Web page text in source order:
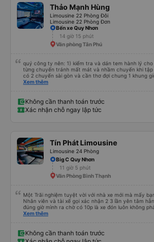
Thảo Mạnh Hùng
Limousine 22 Phòng Đôi
Limousine 22 Phòng Đơn
Bến xe Quy Nhơn
14 giờ 15 phút
Văn phòng Tân Phú
quý công ty nên: 1) kiểm tra và dán tem hành lý cho khách theo màu của
từng chuyến tránh mất mát và nhầm chuyến khi tập
có 2 chuyến sài gòn và cần thơ đợi chung 1 khung giờ, 1 địa
thân thiết của quý công ty nên rất hài lòng và tin
thì chắc chắn quy công ty là nhà xe được yêu thích
nhơn. rất cảm ơn quý anh chị em cty cũng như chị Thảo đã lắng nghe và
tiếp nhận. " khách hàng thân thiết nhiều năm của
Xem thêm
Không cần thanh toán trước
Xác nhận chỗ ngay lập tức
Tín Phát Limousine
Limousine 24 Phòng
Big C Quy Nhơn
11 giờ 5 phút
Văn Phòng Bình Thạnh
Một Trãi nghiệm tuyệt vời với nhà xe mới mà mấy bạn
Nhân viên và tài xế gọi xác nhận 2 3 lần yên tâm
đúng giờ mình ra chờ có 10p là xe đón luôn không
đợi cực + Xe mới, xịn, thơm và Đặt biệt là cực kỳ ưng mền gối trên xe luôn
trên không bị vướng chân như các xe khác mình từng đi + Tài xế lơ xe
tình hỗ trợ hỏi đón trả cực bao nhiệt tình nhẹ nhàn luôn nha +
Xem thêm
Không cần thanh toán trước